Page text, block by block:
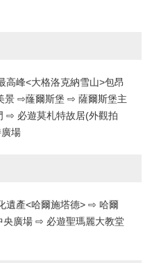
峰<大格洛克納雪山>包昂
景 ⇨蕯爾斯堡 ⇨ 薩爾斯堡主
⇨ 必遊莫札特故居(外觀拍
場
遺產<哈爾施塔德> ⇨ 哈爾
廣場 ⇨ 必遊聖瑪麗大教堂